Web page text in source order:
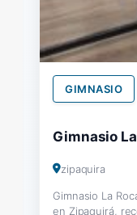
GIMNASIO
Gimnasio
zipaquira
Gimnasio La
en Zipaquirá,